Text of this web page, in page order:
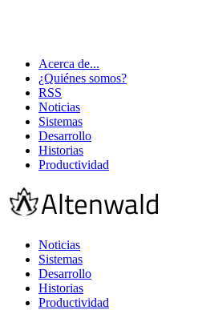
Acerca de...
¿Quiénes somos?
RSS
Noticias
Sistemas
Desarrollo
Historias
Productividad
Noticias
Sistemas
Desarrollo
Historias
Productividad